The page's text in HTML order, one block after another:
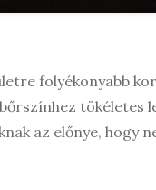
folyékonyabb
az előnye, hogy